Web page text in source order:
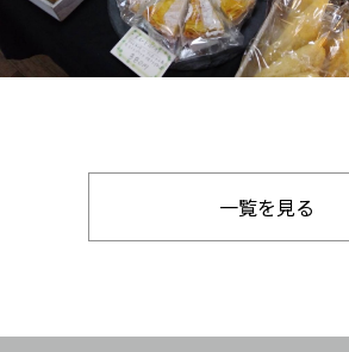
一覧を見る